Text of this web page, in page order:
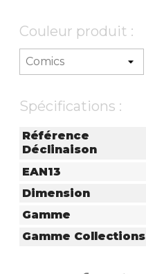
Couleur produit :
Spécifications :
Référence
Déclinaison
EAN13
Dimension
Gamme
Gamme Collections